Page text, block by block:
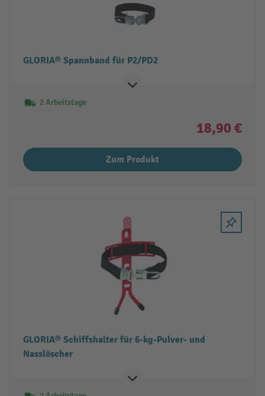
GLORIA® Spannband für P2/PD2
2 Arbeitstage
18,90 €
Zum Produkt
GLORIA® Schiffshalter für 6-kg-Pulver- und
Nasslöscher